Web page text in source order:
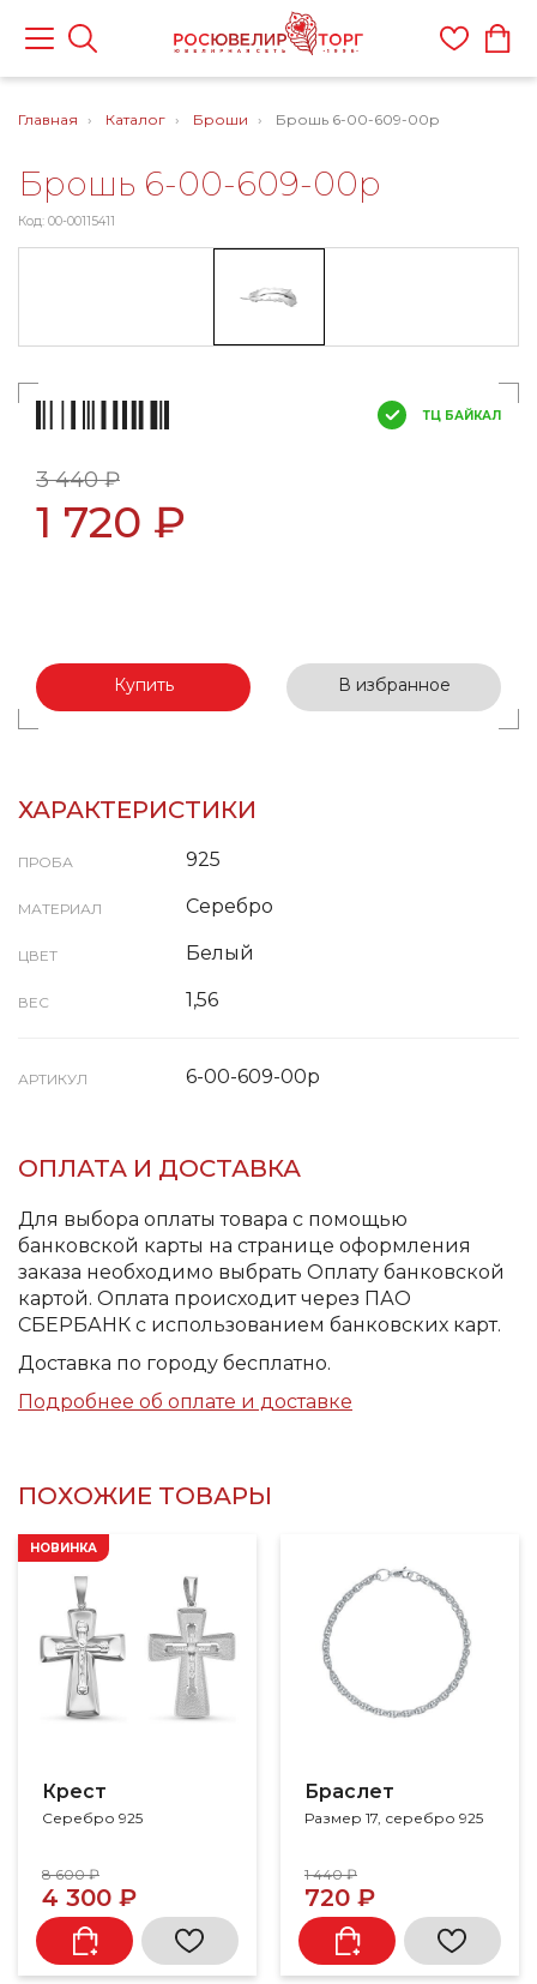
Главная Каталог Броши Брошь 6-00-609-00р
Брошь 6-00-609-00р
Код: 00-00115411
ТЦ БАЙКАЛ
3 440 ₽
1 720 ₽
Купить В избранное
ХАРАКТЕРИСТИКИ
ПРОБА 925
МАТЕРИАЛ Серебро
ЦВЕТ Белый
ВЕС 1,56
АРТИКУЛ 6-00-609-00р
ОПЛАТА И ДОСТАВКА
Для выбора оплаты товара с помощью
банковской карты на странице оформления
заказа необходимо выбрать Оплату банковской
картой. Оплата происходит через ПАО
СБЕРБАНК с использованием банковских карт.
Доставка по городу бесплатно.
Подробнее об оплате и доставке
ПОХОЖИЕ ТОВАРЫ
Крест
Серебро 925
НОВИНКА
8 600 ₽
4 300 ₽
Браслет
Размер 17, серебро 925
1 440 ₽
720 ₽